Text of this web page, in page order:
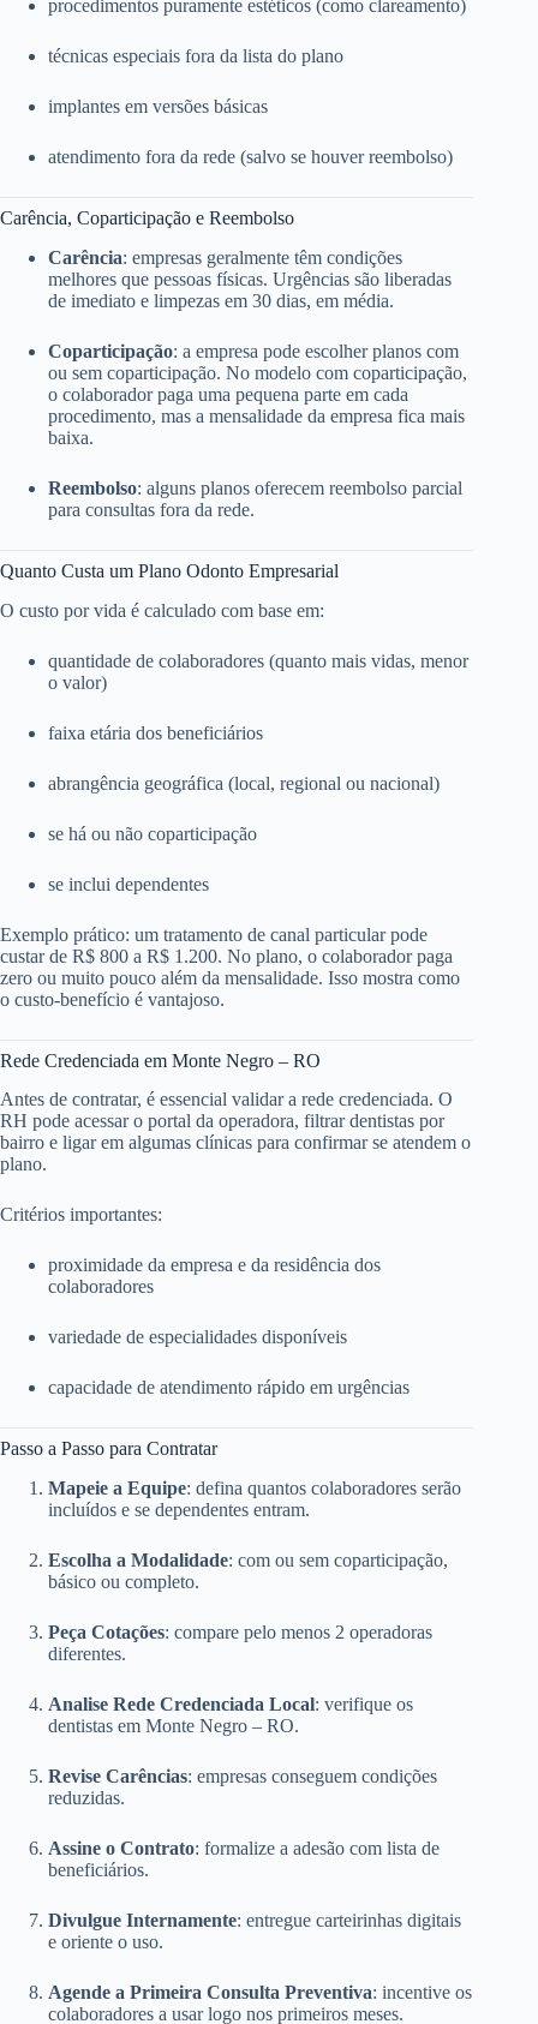
procedimentos puramente estéticos (como clareamento)
técnicas especiais fora da lista do plano
implantes em versões básicas
atendimento fora da rede (salvo se houver reembolso)
Carência, Coparticipação e Reembolso
Carência: empresas geralmente têm condições
melhores que pessoas físicas. Urgências são liberadas
de imediato e limpezas em 30 dias, em média.
Coparticipação: a empresa pode escolher planos com
ou sem coparticipação. No modelo com coparticipação,
o colaborador paga uma pequena parte em cada
procedimento, mas a mensalidade da empresa fica mais
baixa.
Reembolso: alguns planos oferecem reembolso parcial
para consultas fora da rede.
Quanto Custa um Plano Odonto Empresarial
O custo por vida é calculado com base em:
quantidade de colaboradores (quanto mais vidas, menor
o valor)
faixa etária dos beneficiários
abrangência geográfica (local, regional ou nacional)
se há ou não coparticipação
se inclui dependentes
Exemplo prático: um tratamento de canal particular pode
custar de R$ 800 a R$ 1.200. No plano, o colaborador paga
zero ou muito pouco além da mensalidade. Isso mostra como
o custo-benefício é vantajoso.
Rede Credenciada em Monte Negro – RO
Antes de contratar, é essencial validar a rede credenciada. O
RH pode acessar o portal da operadora, filtrar dentistas por
bairro e ligar em algumas clínicas para confirmar se atendem o
plano.
Critérios importantes:
proximidade da empresa e da residência dos
colaboradores
variedade de especialidades disponíveis
capacidade de atendimento rápido em urgências
Passo a Passo para Contratar
Mapeie a Equipe: defina quantos colaboradores serão
incluídos e se dependentes entram.
Escolha a Modalidade: com ou sem coparticipação,
básico ou completo.
Peça Cotações: compare pelo menos 2 operadoras
diferentes.
Analise Rede Credenciada Local: verifique os
dentistas em Monte Negro – RO.
Revise Carências: empresas conseguem condições
reduzidas.
Assine o Contrato: formalize a adesão com lista de
beneficiários.
Divulgue Internamente: entregue carteirinhas digitais
e oriente o uso.
Agende a Primeira Consulta Preventiva: incentive os
colaboradores a usar logo nos primeiros meses.